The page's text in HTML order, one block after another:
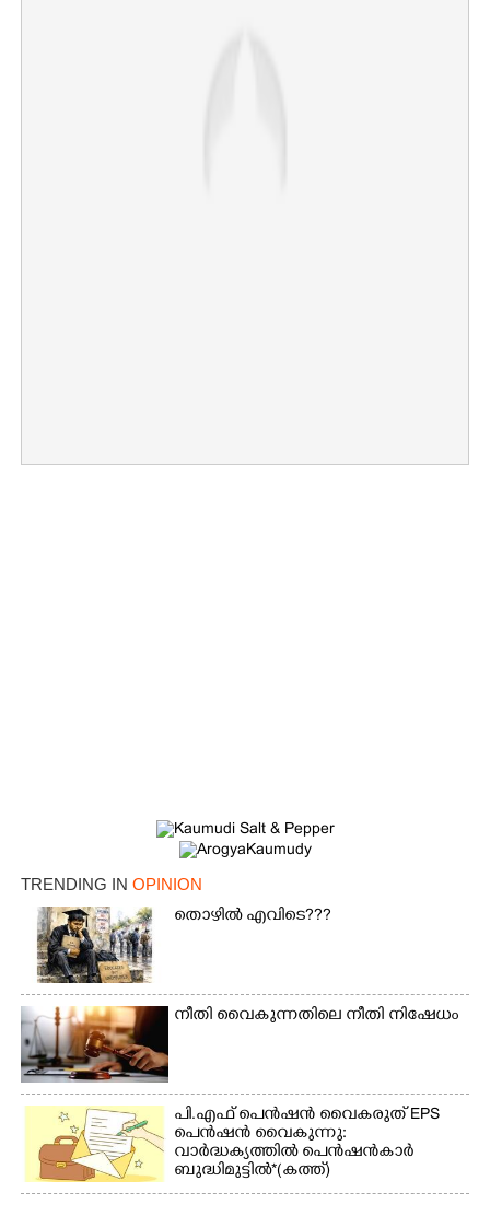
TRENDING IN OPINION
തൊഴിൽ എവിടെ???
നീതി വൈകുന്നതിലെ നീതി നിഷേധം
പി.എഫ് പെൻഷൻ വൈകരുത് EPS
പെൻഷൻ വൈകുന്നു:
വാർദ്ധക്യത്തിൽ പെൻഷൻകാർ
ബുദ്ധിമുട്ടിൽ*(കത്ത്)